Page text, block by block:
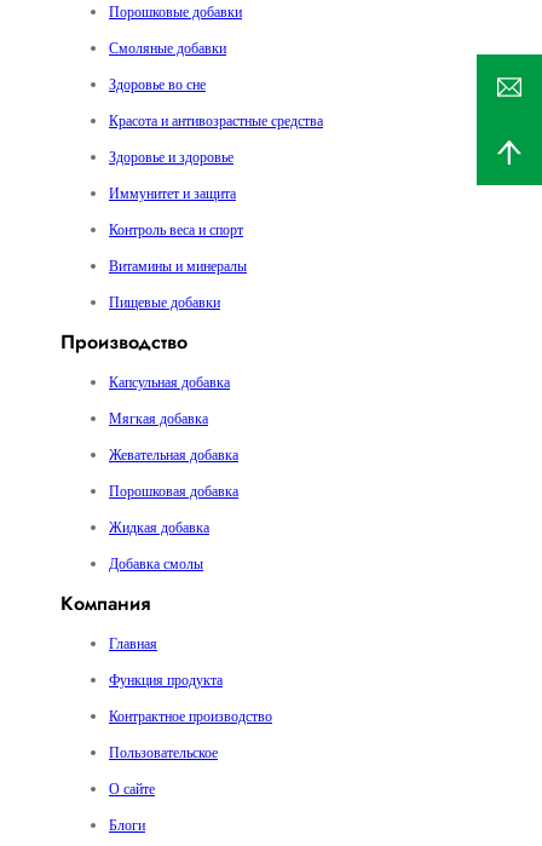
Порошковые добавки
Смоляные добавки
Здоровье во сне
Красота и антивозрастные средства
Здоровье и здоровье
Иммунитет и защита
Контроль веса и спорт
Витамины и минералы
Пищевые добавки
Производство
Капсульная добавка
Мягкая добавка
Жевательная добавка
Порошковая добавка
Жидкая добавка
Добавка смолы
Компания
Главная
Функция продукта
Контрактное производство
Пользовательское
О сайте
Блоги